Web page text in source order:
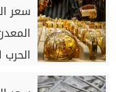
سعر
الحرب